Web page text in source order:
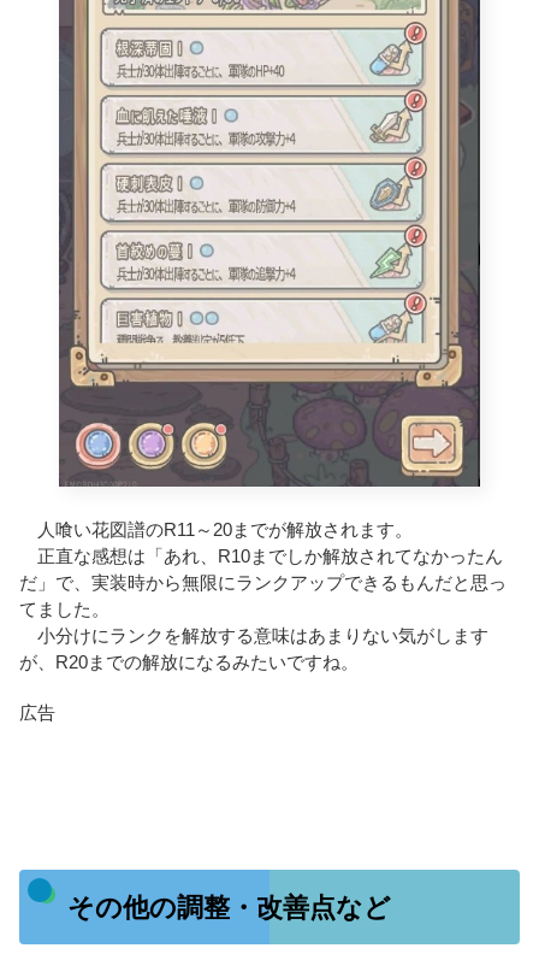
人喰い花図譜のR11～20までが解放されます。
正直な感想は「あれ、R10までしか解放されてなかったん
だ」で、実装時から無限にランクアップできるもんだと思っ
てました。
小分けにランクを解放する意味はあまりない気がします
が、R20までの解放になるみたいですね。
広告
その他の調整・改善点など